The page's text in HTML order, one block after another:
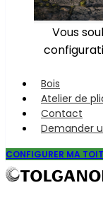
Vous
Bois
Atelier de
Contact
Demander
CONFIGURER MA